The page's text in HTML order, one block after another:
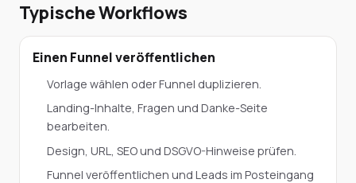
Typische Workflows
Einen Funnel veröffentlichen
Vorlage wählen oder Funnel duplizieren.
Landing-Inhalte, Fragen und Danke-Seite
bearbeiten.
Design, URL, SEO und DSGVO-Hinweise prüfen.
Funnel veröffentlichen und Leads im Posteingang